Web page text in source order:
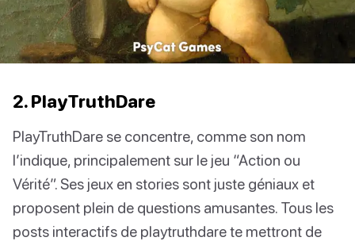
2. PlayTruthDare
PlayTruthDare se concentre, comme son nom
l’indique, principalement sur le jeu “Action ou
Vérité”. Ses jeux en stories sont juste géniaux et
proposent plein de questions amusantes. Tous les
posts interactifs de playtruthdare te mettront de